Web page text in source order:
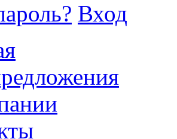
Вход